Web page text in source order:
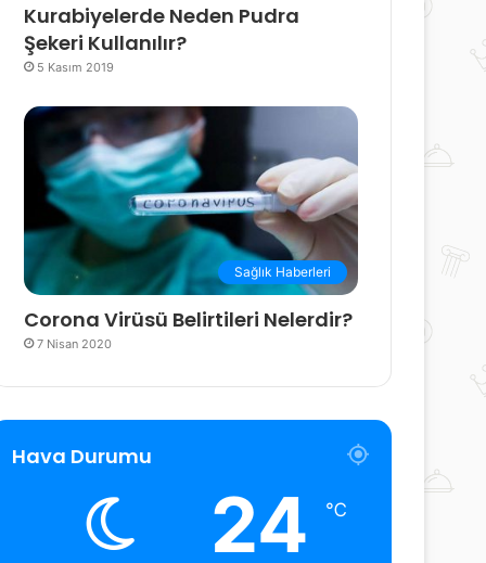
Kurabiyelerde Neden Pudra
Şekeri Kullanılır?
5 Kasım 2019
Sağlık Haberleri
Corona Virüsü Belirtileri Nelerdir?
7 Nisan 2020
Hava Durumu
24 ℃